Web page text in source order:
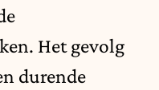
Het gevolg
durende